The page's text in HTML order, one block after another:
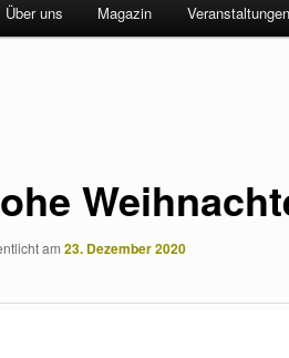
Über uns Magazin Veranstaltungen
am23. Dezember 2020